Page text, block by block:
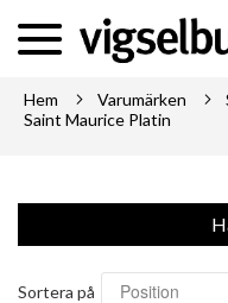
Hem Varumärken
Saint Maurice Platin
Sortera på